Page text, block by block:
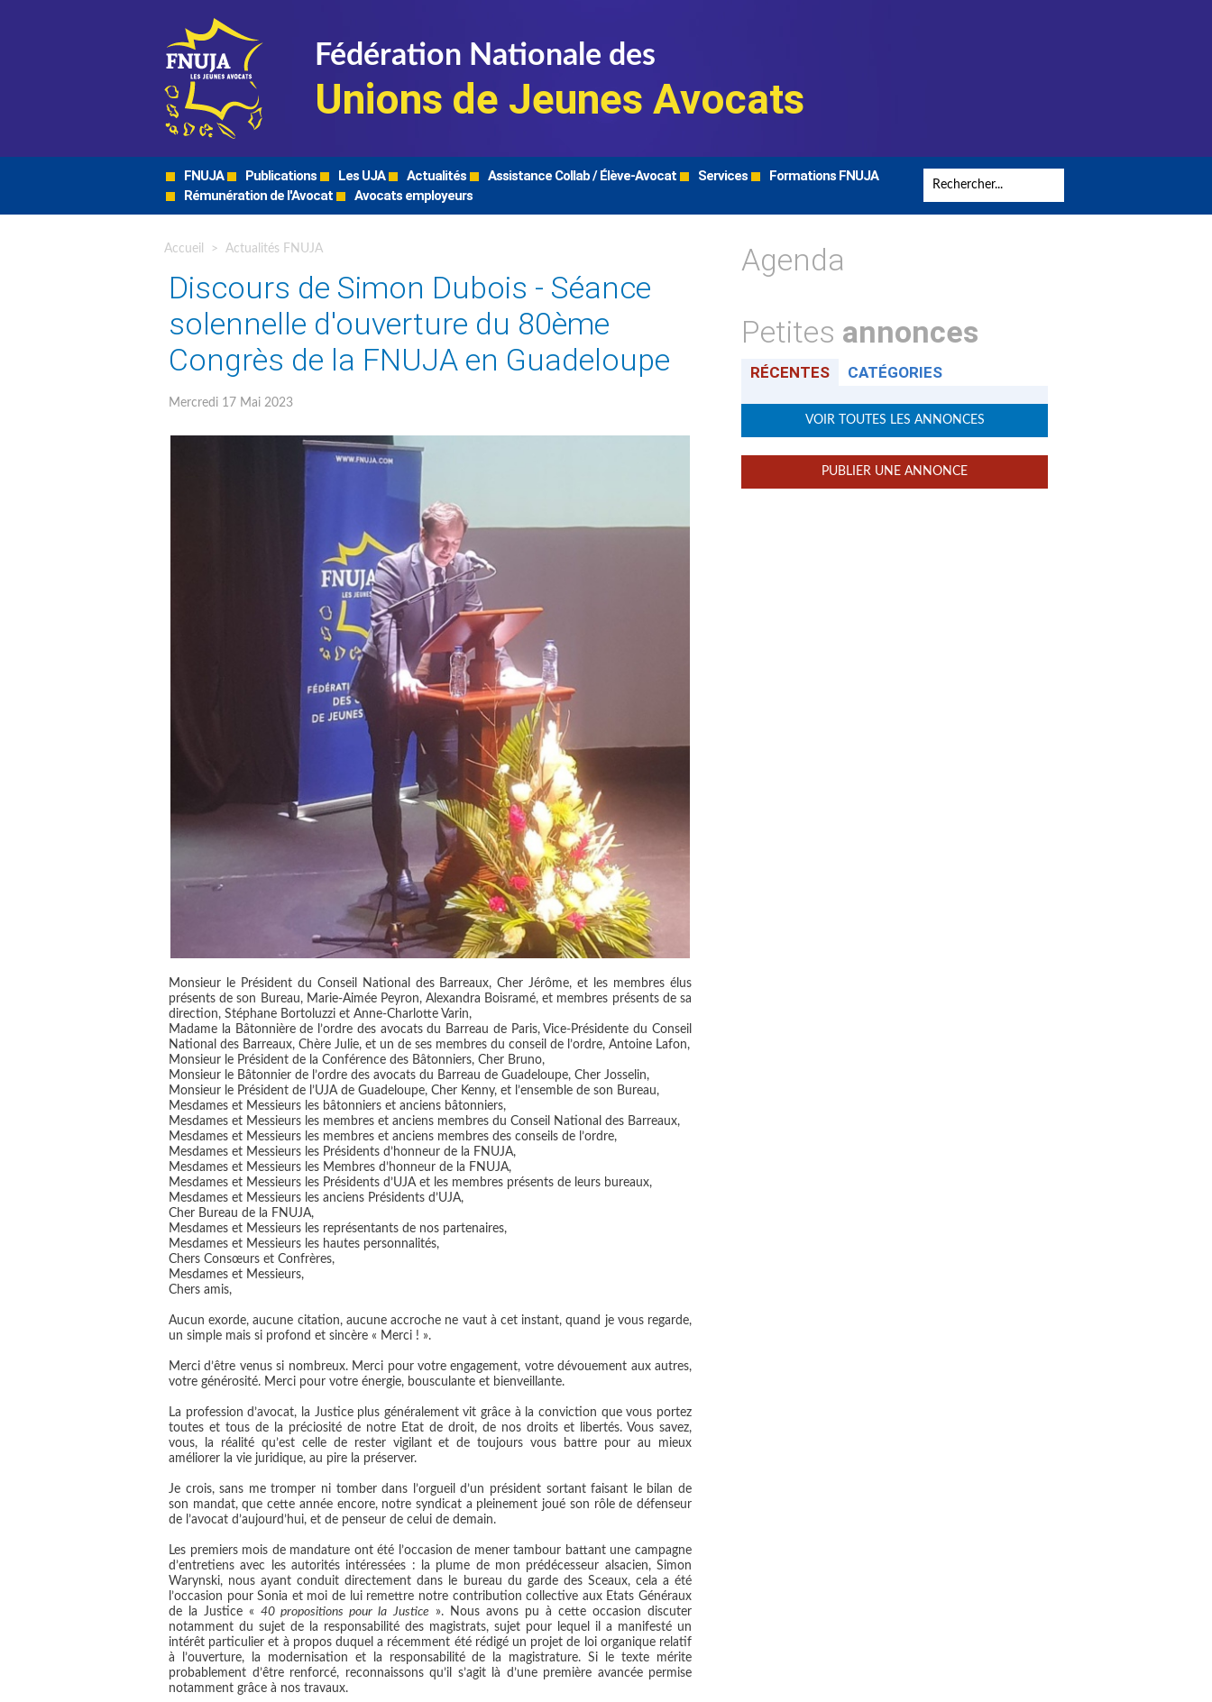
Fédération Nationale des
Unions de Jeunes Avocats
FNUJA Publications Les UJA Actualités Assistance Collab / Élève-Avocat Services
Formations FNUJA
Rémunération de l'Avocat
Avocats employeurs
Accueil > Actualités FNUJA
Discours de Simon Dubois - Séance
solennelle d'ouverture du 80ème
Congrès de la FNUJA en Guadeloupe
Mercredi 17 Mai 2023
Monsieur le Président du Conseil National des Barreaux, Cher Jérôme, et les membres élus
présents de son Bureau, Marie-Aimée Peyron, Alexandra Boisramé, et membres présents de sa
direction, Stéphane Bortoluzzi et Anne-Charlotte Varin,
Madame la Bâtonnière de l’ordre des avocats du Barreau de Paris, Vice-Présidente du Conseil
National des Barreaux, Chère Julie, et un de ses membres du conseil de l’ordre, Antoine Lafon,
Monsieur le Président de la Conférence des Bâtonniers, Cher Bruno,
Monsieur le Bâtonnier de l’ordre des avocats du Barreau de Guadeloupe, Cher Josselin,
Monsieur le Président de l’UJA de Guadeloupe, Cher Kenny, et l’ensemble de son Bureau,
Mesdames et Messieurs les bâtonniers et anciens bâtonniers,
Mesdames et Messieurs les membres et anciens membres du Conseil National des Barreaux,
Mesdames et Messieurs les membres et anciens membres des conseils de l’ordre,
Mesdames et Messieurs les Présidents d’honneur de la FNUJA,
Mesdames et Messieurs les Membres d’honneur de la FNUJA,
Mesdames et Messieurs les Présidents d’UJA et les membres présents de leurs bureaux,
Mesdames et Messieurs les anciens Présidents d’UJA,
Cher Bureau de la FNUJA,
Mesdames et Messieurs les représentants de nos partenaires,
Mesdames et Messieurs les hautes personnalités,
Chers Consœurs et Confrères,
Mesdames et Messieurs,
Chers amis,
Aucun exorde, aucune citation, aucune accroche ne vaut à cet instant, quand je vous regarde,
un simple mais si profond et sincère « Merci ! ».
Merci d’être venus si nombreux. Merci pour votre engagement, votre dévouement aux autres,
votre générosité. Merci pour votre énergie, bousculante et bienveillante.
La profession d’avocat, la Justice plus généralement vit grâce à la conviction que vous portez
toutes et tous de la préciosité de notre Etat de droit, de nos droits et libertés. Vous savez,
vous, la réalité qu’est celle de rester vigilant et de toujours vous battre pour au mieux
améliorer la vie juridique, au pire la préserver.
Je crois, sans me tromper ni tomber dans l’orgueil d’un président sortant faisant le bilan de
son mandat, que cette année encore, notre syndicat a pleinement joué son rôle de défenseur
de l’avocat d’aujourd’hui, et de penseur de celui de demain.
Les premiers mois de mandature ont été l’occasion de mener tambour battant une campagne
d’entretiens avec les autorités intéressées : la plume de mon prédécesseur alsacien, Simon
Warynski, nous ayant conduit directement dans le bureau du garde des Sceaux, cela a été
l’occasion pour Sonia et moi de lui remettre notre contribution collective aux Etats Généraux
de la Justice «40 propositions pour la Justice ». Nous avons pu à cette occasion discuter
notamment du sujet de la responsabilité des magistrats, sujet pour lequel il a manifesté un
intérêt particulier et à propos duquel a récemment été rédigé un projet de loi organique relatif
à l’ouverture, la modernisation et la responsabilité de la magistrature. Si le texte mérite
probablement d’être renforcé, reconnaissons qu’il s’agit là d’une première avancée permise
notamment grâce à nos travaux.
Agenda
Petites annonces
RÉCENTES CATÉGORIES
VOIR TOUTES LES ANNONCES
PUBLIER UNE ANNONCE